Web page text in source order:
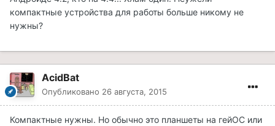
компактные устройства для работы больше никому не
нужны?
AcidBat
Опубликовано 26 августа, 2015
Компактные нужны. Но обычно это планшеты на гейОС или